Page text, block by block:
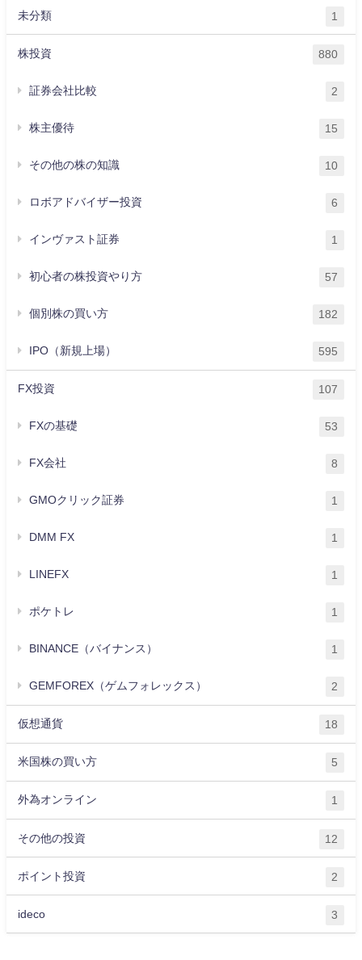
未分類 1
株投資 880
証券会社比較 2
株主優待 15
その他の株の知識 10
ロボアドバイザー投資 6
インヴァスト証券 1
初心者の株投資やり方 57
個別株の買い方 182
IPO（新規上場） 595
FX投資 107
FXの基礎 53
FX会社 8
GMOクリック証券 1
DMM FX 1
LINEFX 1
ポケトレ 1
BINANCE（バイナンス） 1
GEMFOREX（ゲムフォレックス） 2
仮想通貨 18
米国株の買い方 5
外為オンライン 1
その他の投資 12
ポイント投資 2
ideco 3